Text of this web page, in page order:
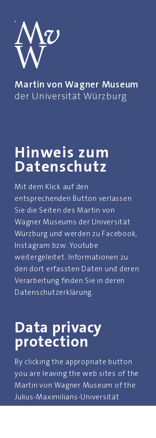
Martin von Wagner Museum
der Universität Würzburg
Hinweis zum
Datenschutz
Mit dem Klick auf den
entsprechenden Button verlassen
Sie die Seiten des Martin von
Wagner Museums der Universität
Würzburg und werden zu Facebook,
Instagram bzw. Youtube
weitergeleitet. Informationen zu
den dort erfassten Daten und deren
Verarbeitung finden Sie in deren
Datenschutzerklärung.
Data privacy
protection
By clicking the appropriate button
you are leaving the web sites of the
Martin von Wagner Museum of the
Julius-Maximilians-Universität
Würzburg and will be redirected to